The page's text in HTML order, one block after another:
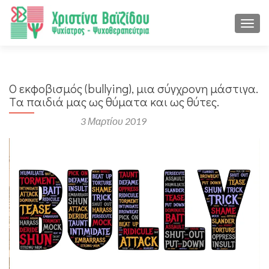
Ο εκφοβισμός (bullying), μια σύγχρονη μάστιγα.
Tα παιδιά μας ως θύματα και ως θύτες.
3 Μαρτίου 2019